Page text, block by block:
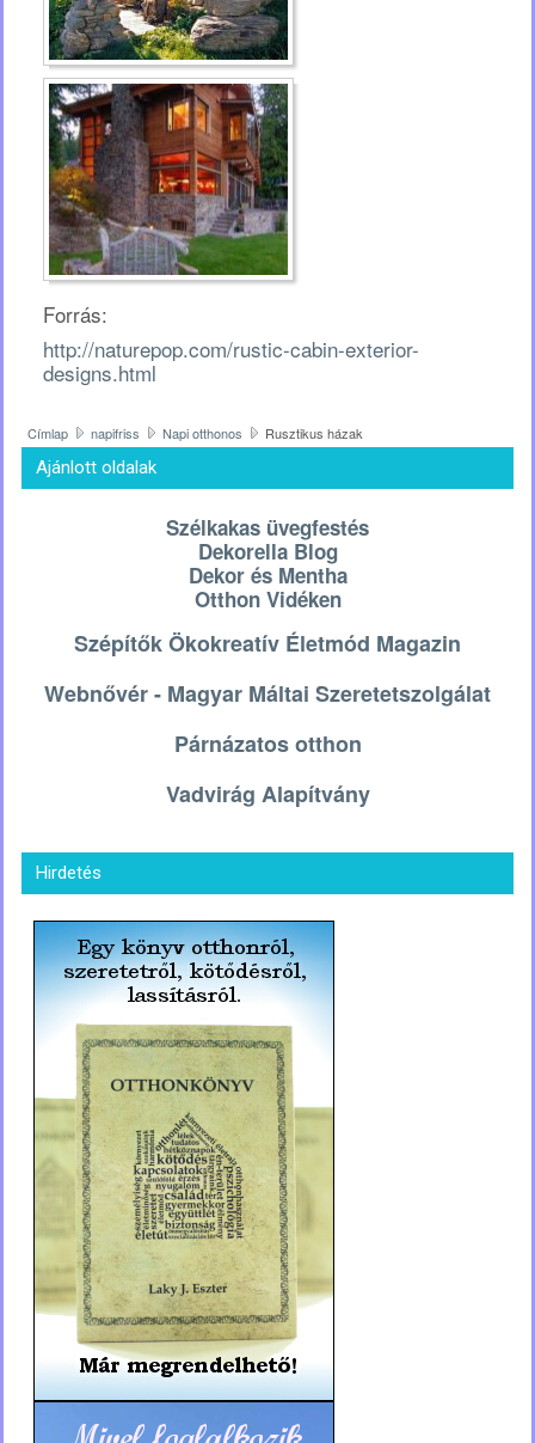
Forrás:
http://naturepop.com/rustic-cabin-exterior-
designs.html
Címlap napifriss Napi otthonos Rusztikus házak
Ajánlott oldalak
Szélkakas üvegfestés
Dekorella Blog
Dekor és Mentha
Otthon Vidéken
Szépítők Ökokreatív Életmód Magazin
Webnővér - Magyar Máltai Szeretetszolgálat
Párnázatos otthon
Vadvirág Alapítvány
Hirdetés